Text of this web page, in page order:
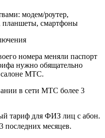
модем/роутер,
планшеты, смартфоны
номера меняли паспорт
нужно обящательно
МТС.
в сети МТС более 3
тариф для ФИЗ лиц с абон.
последних месяцев.